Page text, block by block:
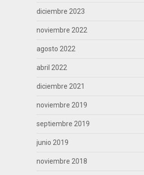
diciembre 2023
noviembre 2022
agosto 2022
abril 2022
diciembre 2021
noviembre 2019
septiembre 2019
junio 2019
noviembre 2018